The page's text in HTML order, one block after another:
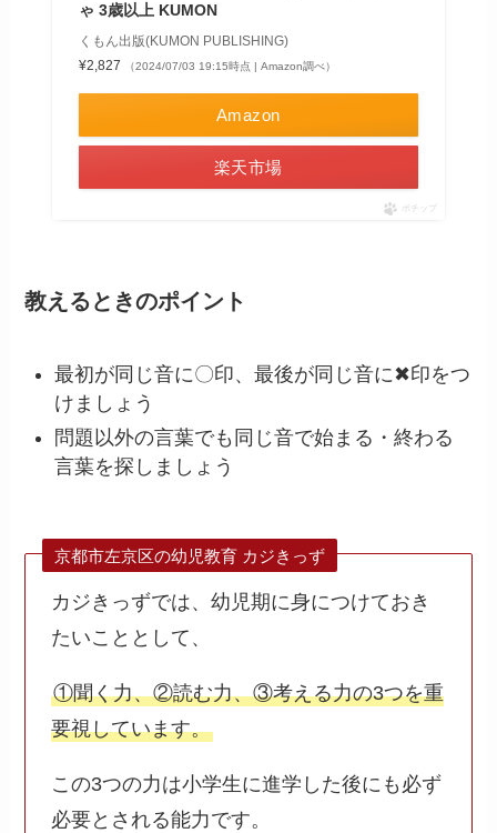
ゃ 3歳以上 KUMON
くもん出版(KUMON PUBLISHING)
¥2,827
（2024/07/03 19:15時点 | Amazon調べ）
Amazon
楽天市場
ポチップ
教えるときのポイント
最初が同じ音に〇印、最後が同じ音に✖印をつ
けましょう
問題以外の言葉でも同じ音で始まる・終わる
言葉を探しましょう
京都市左京区の幼児教育 カジきっず
カジきっずでは、幼児期に身につけておき
たいこととして、
①聞く力、②読む力、③考える力の3つを重
要視しています。
この3つの力は小学生に進学した後にも必ず
必要とされる能力です。